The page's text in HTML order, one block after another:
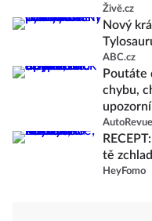
Živě.cz
Nový
ABC.cz
Poutáte
chybu,
upozorní
tě
HeyFomo